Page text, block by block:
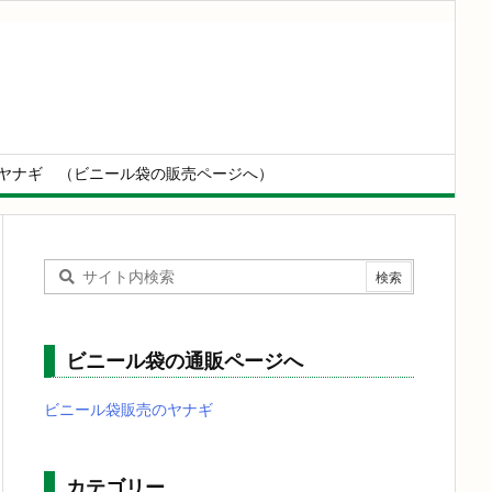
ナギ （ビニール袋の販売ページへ）
ビニール袋の通販ページへ
ビニール袋販売のヤナギ
カテゴリー